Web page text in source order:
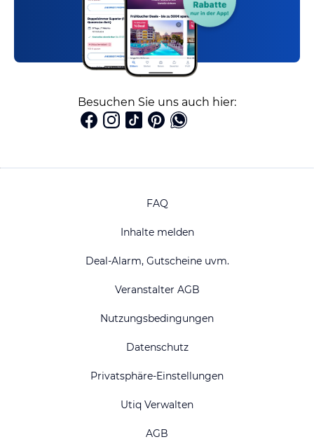
Besuchen Sie uns auch hier:
FAQ
Inhalte melden
Deal-Alarm, Gutscheine uvm.
Veranstalter AGB
Nutzungsbedingungen
Datenschutz
Privatsphäre-Einstellungen
Utiq Verwalten
AGB